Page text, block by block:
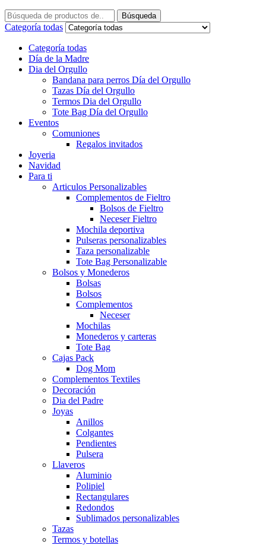
Búsqueda
Categoría todas
Categoría todas
Día de la Madre
Dia del Orgullo
Bandana para perros Día del Orgullo
Tazas Día del Orgullo
Termos Dia del Orgullo
Tote Bag Día del Orgullo
Eventos
Comuniones
Regalos invitados
Joyeria
Navidad
Para ti
Articulos Personalizables
Complementos de Fieltro
Bolsos de Fieltro
Neceser Fieltro
Mochila deportiva
Pulseras personalizables
Taza personalizable
Tote Bag Personalizable
Bolsos y Monederos
Bolsas
Bolsos
Complementos
Neceser
Mochilas
Monederos y carteras
Tote Bag
Cajas Pack
Dog Mom
Complementos Textiles
Decoración
Dia del Padre
Joyas
Anillos
Colgantes
Pendientes
Pulsera
Llaveros
Aluminio
Polipiel
Rectangulares
Redondos
Sublimados personalizables
Tazas
Termos y botellas